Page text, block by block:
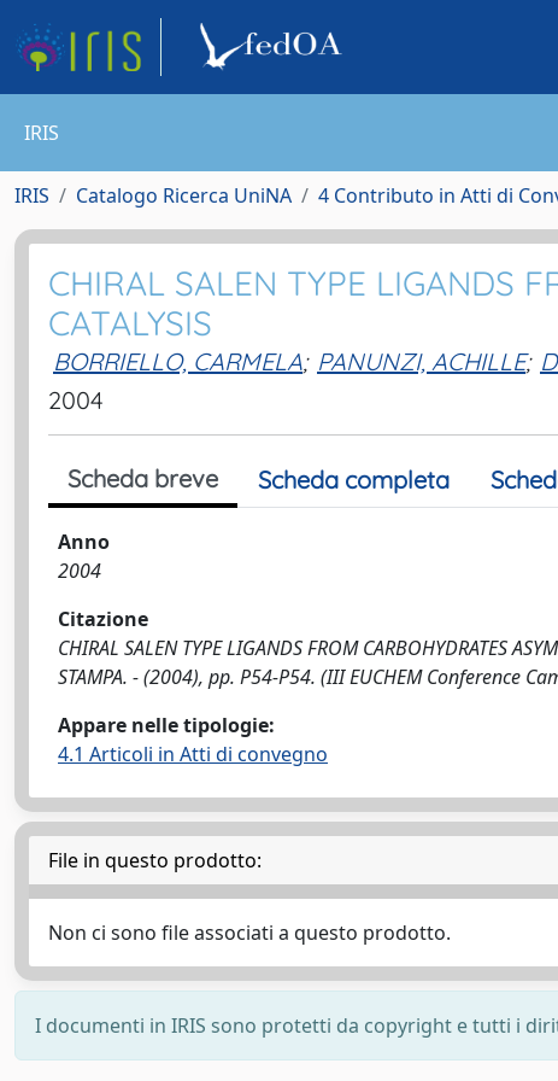
IRIS
IRIS Catalogo Ricerca UniNA 4 Contributo in Atti di
CHIRAL SALEN TYPE LIGANDS
CATALYSIS
BORRIELLO, CARMELA; PANUNZI, ACHILLE;
2004
Scheda breve Scheda completa
Anno
2004
Citazione
CHIRAL SALEN TYPE LIGANDS FROM CARBOHYDRATES
STAMPA. - (2004), pp. P54-P54. (III EUCHEM Conference
Appare nelle tipologie:
4.1 Articoli in Atti di convegno
File in questo prodotto:
Non ci sono file associati a questo prodotto.
I documenti in IRIS sono protetti da copyright e tutti i